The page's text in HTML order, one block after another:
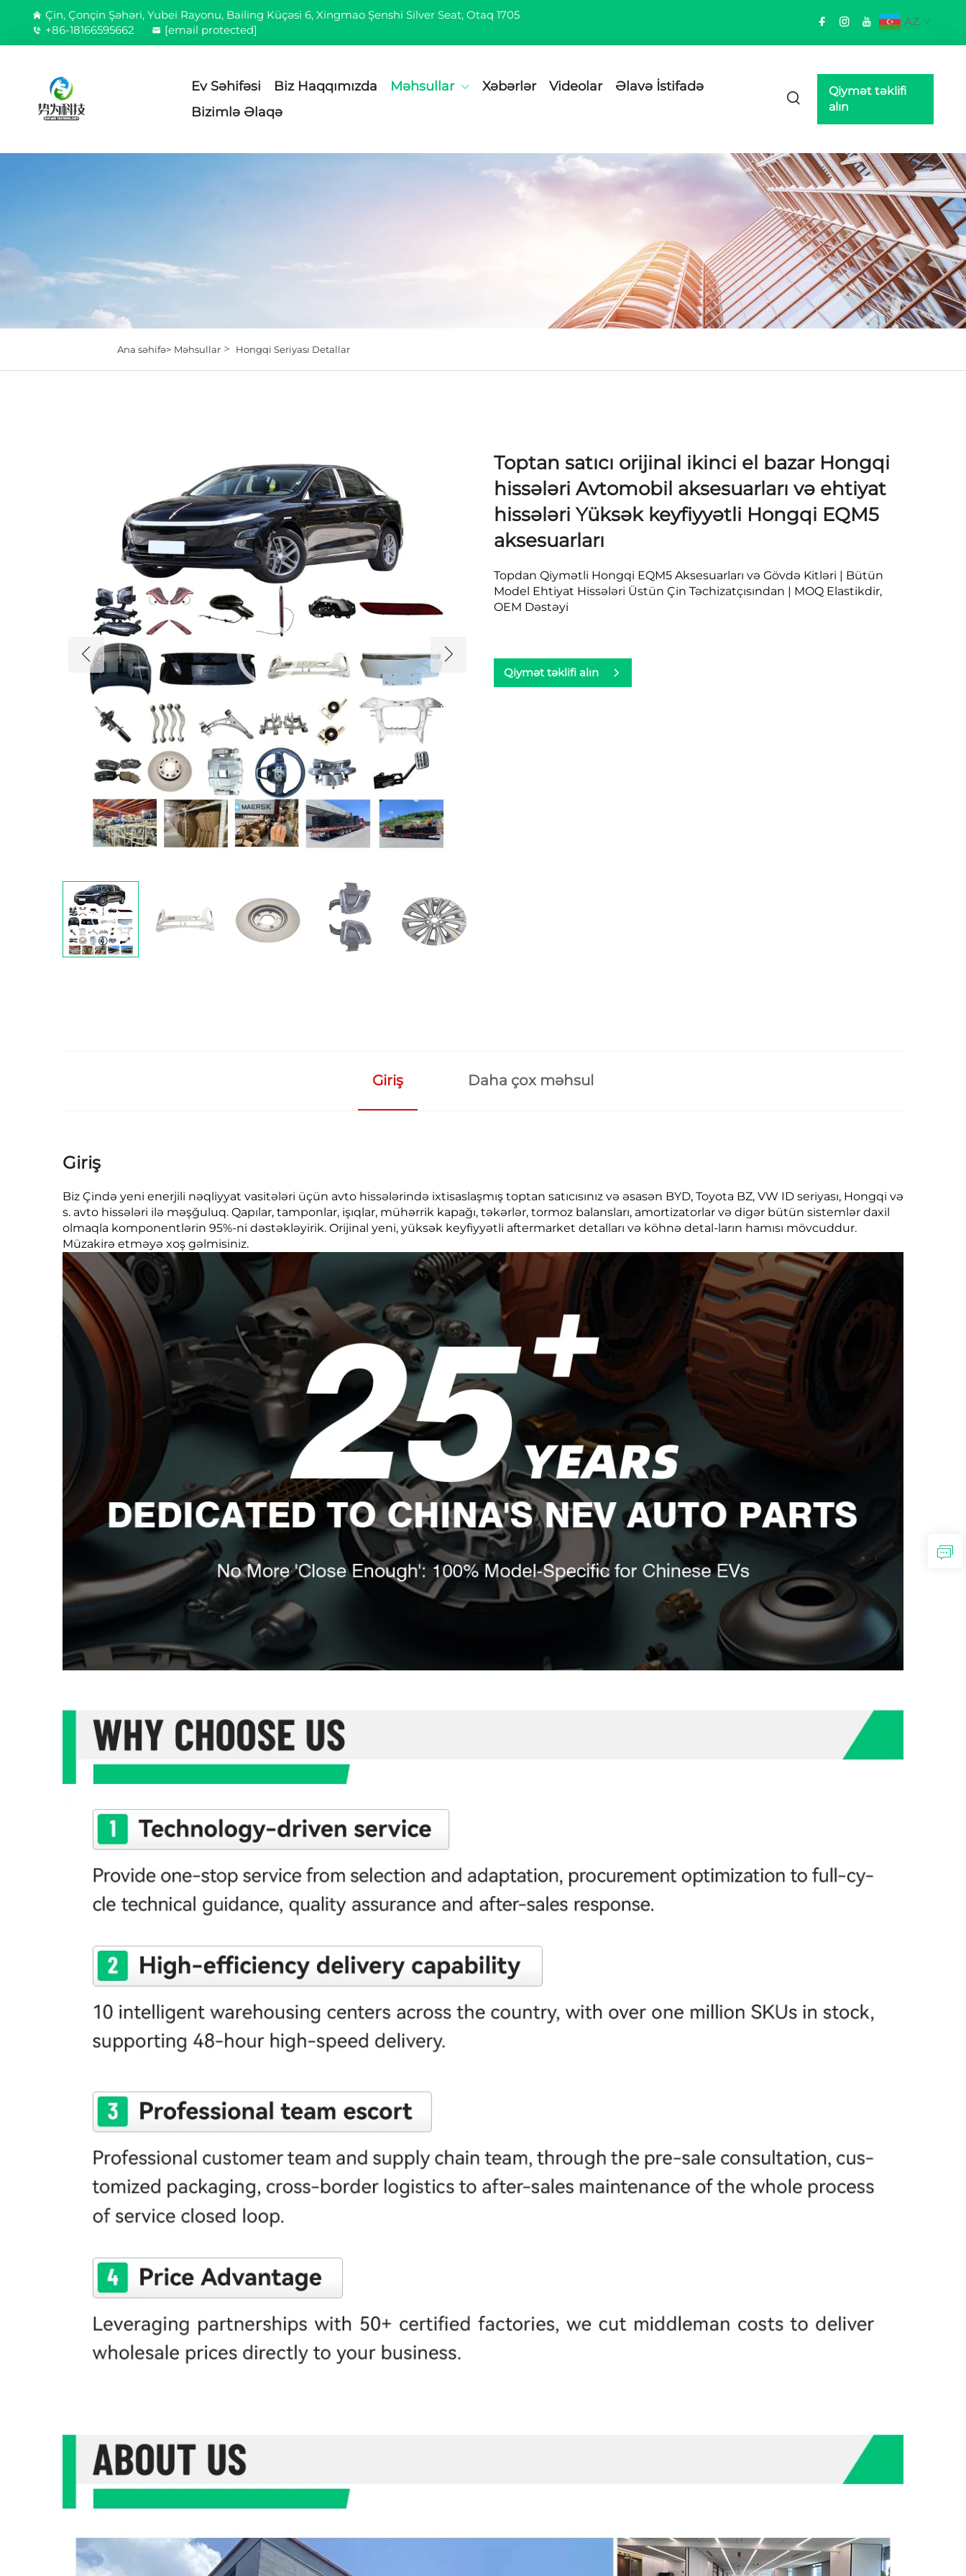
Çin, Çonçin Şəhəri, Yubei Rayonu, Bailing Küçəsi 6, Xingmao Şenshi Silver Seat, Otaq 1705
+86-18166595662
[email protected]
AZ
Ev Səhifəsi Biz Haqqımızda Məhsullar Xəbərlər Videolar
Əlavə İstifadə
Bizimlə Əlaqə
Qiymət təklifi
alın
Ana səhifə> Məhsullar> Hongqi Seriyası Detallar
Toptan satıcı orijinal ikinci el bazar Hongqi
hissələri Avtomobil aksesuarları və ehtiyat
hissələri Yüksək keyfiyyətli Hongqi EQM5
aksesuarları
Topdan Qiymətli Hongqi EQM5 Aksesuarları və Gövdə Kitləri | Bütün
Model Ehtiyat Hissələri Üstün Çin Təchizatçısından | MOQ Elastikdir,
OEM Dəstəyi
Qiymət təklifi alın
Giriş Daha çox məhsul
Giriş
Biz Çində yeni enerjili nəqliyyat vasitələri üçün avto hissələrində ixtisaslaşmış toptan satıcısınız və əsasən BYD, Toyota BZ, VW ID seriyası, Hongqi və
s. avto hissələri ilə məşğuluq. Qapılar, tamponlar, işıqlar, mühərrik kapağı, təkərlər, tormoz balansları, amortizatorlar və digər bütün sistemlər daxil
olmaqla komponentlərin 95%-ni dəstəkləyirik. Orijinal yeni, yüksək keyfiyyətli aftermarket detalları və köhnə detal-ların hamısı mövcuddur.
Müzakirə etməyə xoş gəlmisiniz.